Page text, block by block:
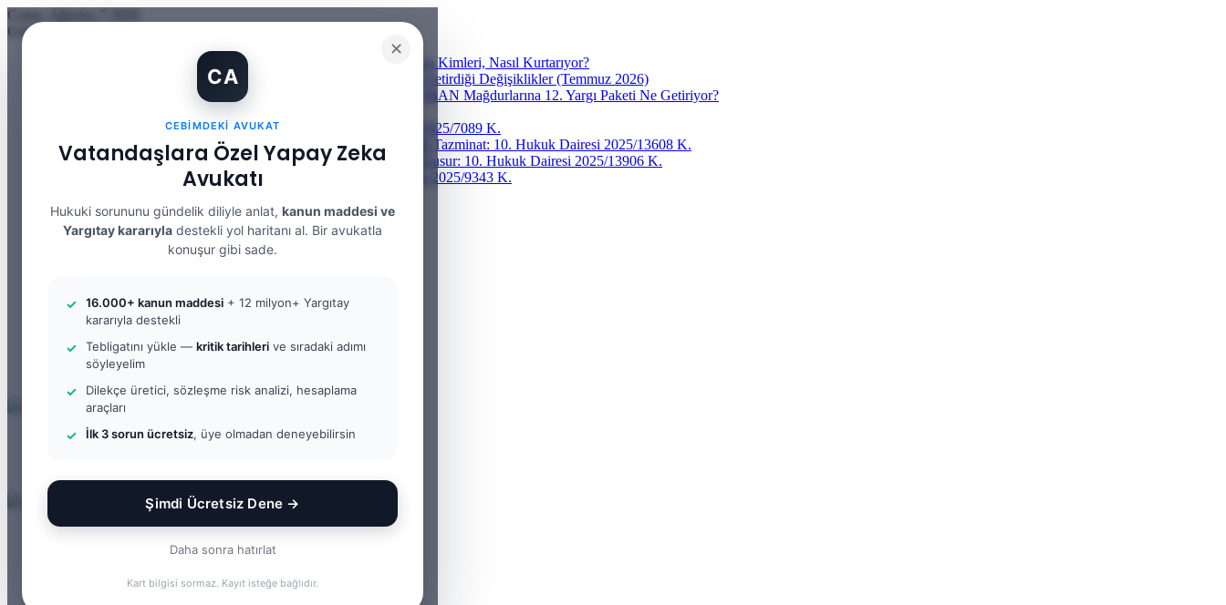
✕
CA
CEBIMDEKI AVUKAT
Vatandaşlara Özel Yapay Zeka
Avukatı
Hukuki sorununu gündelik diliyle anlat, kanun maddesi ve
Yargıtay kararıyla destekli yol haritanı al. Bir avukatla
konuşur gibi sade.
16.000+ kanun maddesi + 12 milyon+ Yargıtay
kararıyla destekli
Tebligatını yükle — kritik tarihleri ve sıradaki adımı
söyleyelim
Dilekçe üretici, sözleşme risk analizi, hesaplama
araçları
İlk 3 sorun ücretsiz, üye olmadan deneyebilirsin
Şimdi Ücretsiz Dene →
Daha sonra hatırlat
Kart bilgisi sormaz. Kayıt isteğe bağlıdır.
Cuma, Ağustos 7 2026
Güncel Makale
İBAN Kiralama Cezasında Yeni Dönem: TCK 158’e Eklenen Fıkra Kimleri, Nasıl Kurtarıyor?
12. Yargı Paketi Kabul Edildi: Avukat Gözüyle Tüm Maddeler ve Getirdiği Değişiklikler (Temmuz 2026)
Banka Hesabımı Dolandırıcılara Kullandırdım, Başıma Ne Gelir? IBAN Mağdurlarına 12. Yargı Paketi Ne Getiriyor?
Yargıtay Kararı İncelemesi ve Tanık Beyanları: 9. Hukuk Dairesi 2025/7089 K.
Kusur Belirlemesinin Maddi ve Manevi Tazminata Etkisi ve Maddi Tazminat: 10. Hukuk Dairesi 2025/13608 K.
Kusur Belirlemesinin Maddi ve Manevi Tazminata Etkisi ve Ağır Kusur: 10. Hukuk Dairesi 2025/13906 K.
Kira Sözleşmesinin Feshi ve Bilirkişi İncelemesi: 9. Hukuk Dairesi 2025/9343 K.
Yargıtay Kararı İncelemesi: 2. Ceza Dairesi 2026/4266 K.
Facebook
WhatsApp
Rastgele
Makale
Kenar
Bölmesi
Arama
yap
Menü
...
Ol
ANASAYFA
Ceza Hukuku